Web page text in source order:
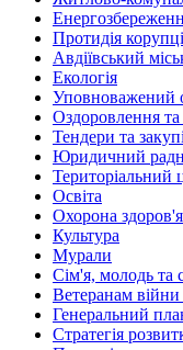
Протидія
Авдіївський
Екологія
Уповноважений
Оздоровлення та
Тендери та
Юридичний
Територіальний
Освіта
Охорона здоров'я
Культура
Мурали
Сім'я, молодь та
Ветеранам
Генеральний
Стратегія